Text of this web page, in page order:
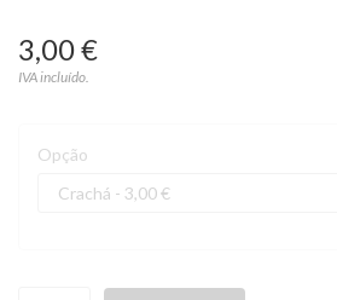
3,00 €
IVA incluído.
Opção